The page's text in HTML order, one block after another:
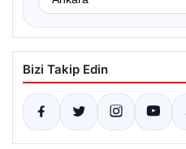
Bizi Takip Edin